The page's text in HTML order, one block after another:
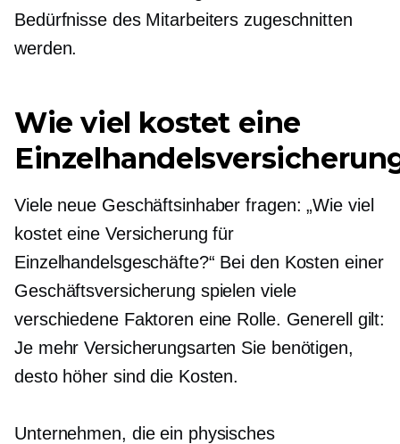
Bedürfnisse des Mitarbeiters zugeschnitten
werden.
Wie viel kostet eine
Viele neue Geschäftsinhaber fragen: „Wie viel
kostet eine Versicherung für
Einzelhandelsgeschäfte?“ Bei den Kosten einer
Geschäftsversicherung spielen viele
verschiedene Faktoren eine Rolle. Generell gilt:
Je mehr Versicherungsarten Sie benötigen,
desto höher sind die Kosten.
Unternehmen, die ein physisches